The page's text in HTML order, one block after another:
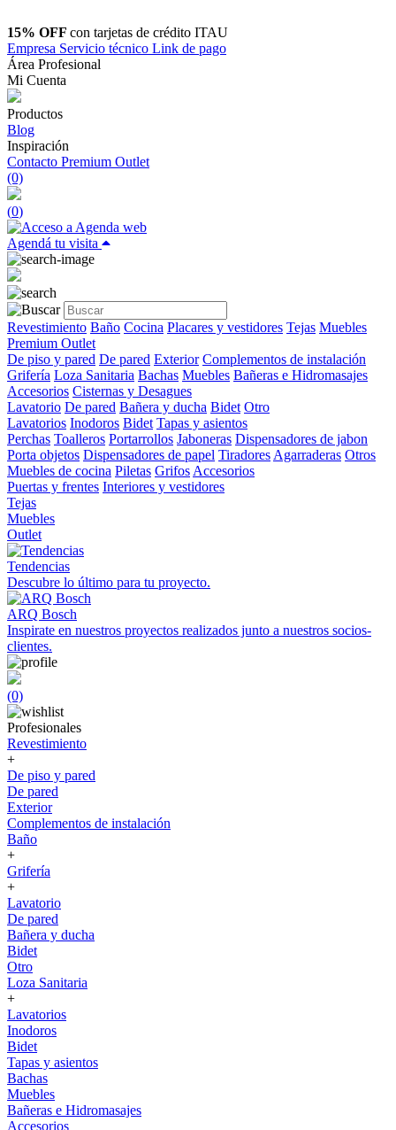
15% OFF con tarjetas de crédito ITAU
Empresa Servicio técnico Link de pago
Área Profesional
Mi Cuenta
Productos
Blog
Inspiración
Contacto Premium Outlet
(0)
(0)
Agendá tu visita
Revestimiento Baño Cocina Placares y vestidores Tejas Muebles
Premium Outlet
De piso y pared De pared Exterior Complementos de instalación
Grifería Loza Sanitaria Bachas Muebles Bañeras e Hidromasajes
Accesorios Cisternas y Desagues
Lavatorio De pared Bañera y ducha Bidet Otro
Lavatorios Inodoros Bidet Tapas y asientos
Perchas Toalleros Portarrollos Jaboneras Dispensadores de jabon
Porta objetos Dispensadores de papel Tiradores Agarraderas Otros
Muebles de cocina Piletas Grifos Accesorios
Puertas y frentes Interiores y vestidores
Tejas
Muebles
Outlet
Tendencias
Descubre lo último para tu proyecto.
ARQ Bosch
Inspirate en nuestros proyectos realizados junto a nuestros socios-
clientes.
(0)
Profesionales
Revestimiento
+
De piso y pared
De pared
Exterior
Complementos de instalación
Baño
+
Grifería
+
Lavatorio
De pared
Bañera y ducha
Bidet
Otro
Loza Sanitaria
+
Lavatorios
Inodoros
Bidet
Tapas y asientos
Bachas
Muebles
Bañeras e Hidromasajes
Accesorios